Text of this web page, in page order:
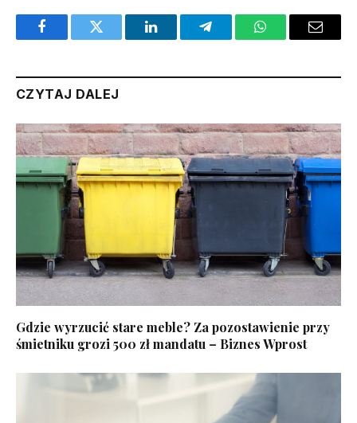
FacebookTwitter LinkedInTelegramWhatsAppEmail
CZYTAJ DALEJ
Gdzie wyrzucić stare meble? Za pozostawienie przy
śmietniku grozi 500 zł mandatu – Biznes Wprost